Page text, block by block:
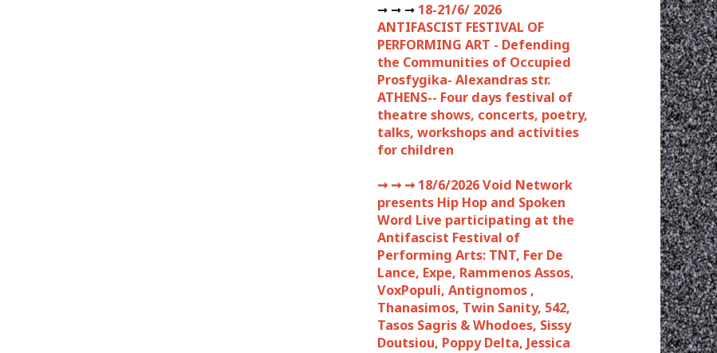
➞ ➞ ➞ 18-21/6/ 2026
ANTIFASCIST FESTIVAL OF
PERFORMING ART - Defending
the Communities of Occupied
Prosfygika- Alexandras str.
ATHENS-- Four days festival of
theatre shows, concerts, poetry,
talks, workshops and activities
for children
➞ ➞ ➞18/6/2026 Void Network
presents Hip Hop and Spoken
Word Live participating at the
Antifascist Festival of
Performing Arts: TNT, Fer De
Lance, Expe, Rammenos Assos,
VoxPopuli, Antignomos ,
Thanasimos, Twin Sanity, 542,
Tasos Sagris & Whodoes, Sissy
Doutsiou, Poppy Delta, Jessica